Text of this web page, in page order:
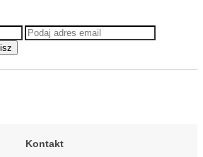
Kontakt